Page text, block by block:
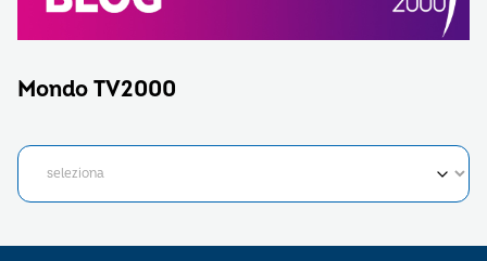
Mondo TV2000